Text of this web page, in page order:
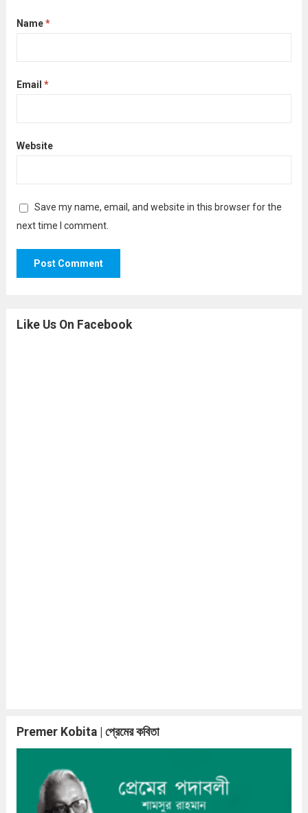
Name*
Email *
Website
Save my name, email, and website in this browser for the
next time I comment.
Like Us On Facebook
Premer Kobita | প্রেমের কবিতা